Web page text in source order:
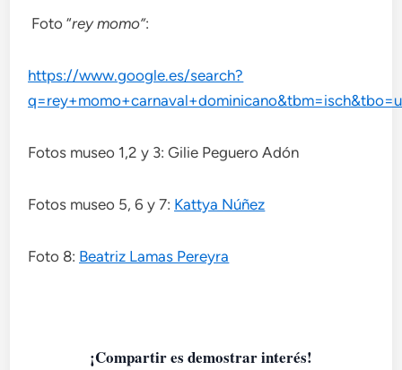
Foto “rey momo”:
https://www.google.es/search?
Fotos museo 1,2 y 3: Gilie Peguero Adón
Fotos museo 5, 6 y 7: Kattya Núñez
Foto 8: Beatriz Lamas Pereyra
¡Compartir es demostrar interés!